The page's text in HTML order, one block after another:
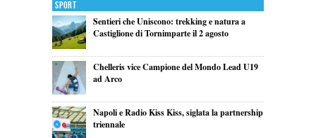
Sport
Sentieri che Uniscono: trekking e natura a
Castiglione di Tornimparte il 2 agosto
Chelleris vice Campione del Mondo Lead U19
ad Arco
Napoli e Radio Kiss Kiss, siglata la partnership
triennale